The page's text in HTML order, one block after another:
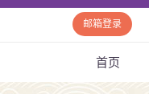
邮箱登录
首页